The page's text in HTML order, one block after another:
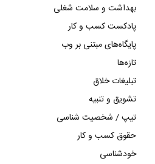
بهداشت و سلامت شغلی
پادکست کسب و کار
پایگاه‌های مبتنی بر وب
تازه‌ها
تبلیغات خلاق
تشویق و تنبیه
تیپ / شخصیت شناسی
حقوق کسب و کار
خودشناسی